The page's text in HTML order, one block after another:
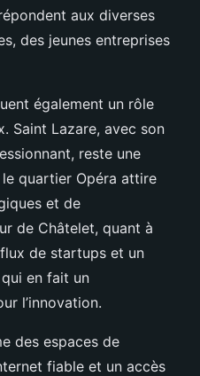
aux diverses
des jeunes entreprises
également un rôle
Saint Lazare, avec son
reste une
quartier Opéra attire
et de
de Châtelet, quant à
de startups et un
en fait un
l’innovation.
des espaces de
fiable et un accès